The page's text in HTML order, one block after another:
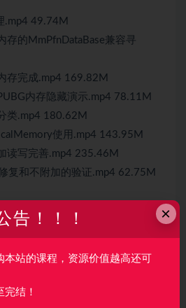
.mp4 49.74M
的MmPfnDataBase兼容寻
存完成.mp4 169.82M
内存隐藏演示.mp4 78.11M
类.mp4 180.62M
使用.mp4 143.95M
读写完善.mp4 235.46M
复和不附加的验证.mp4 62.75M
应用.mp4 60.38M
209.89M
逆向.mp4 91.64M
APC头尾插法.mp4 146.80M
×
告！！！
站的课程，资源价值越高还可
结！